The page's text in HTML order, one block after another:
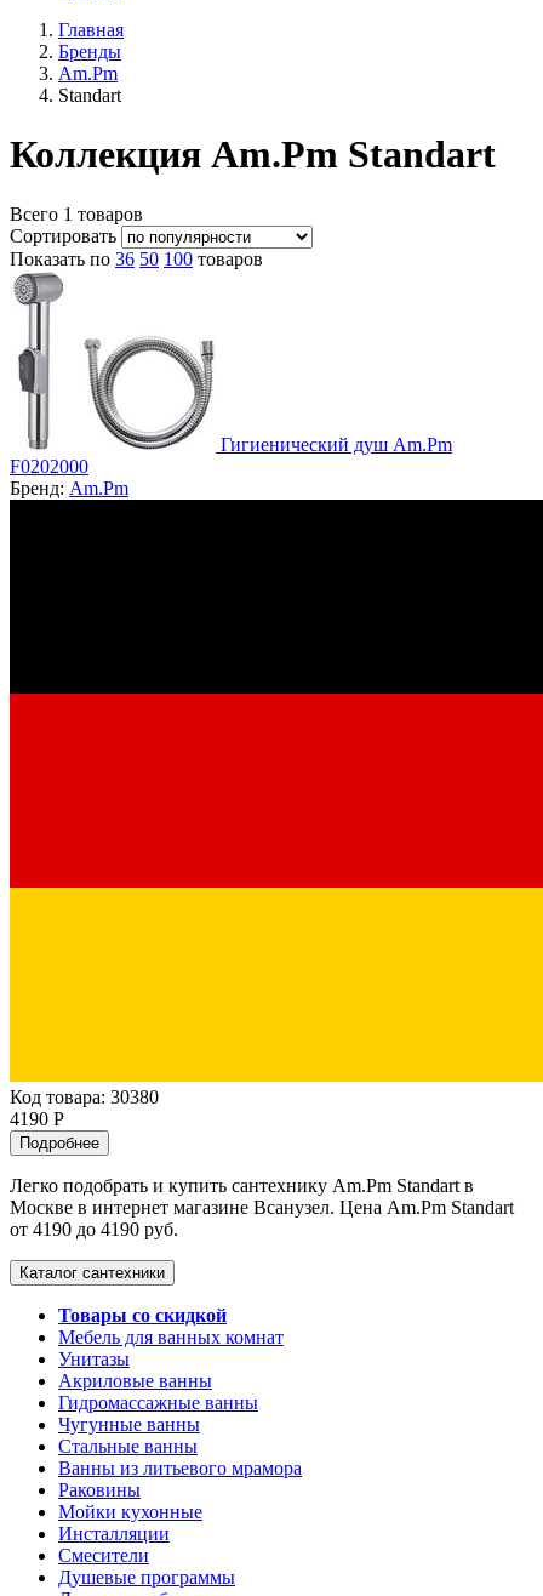
Главная
Бренды
Am.Pm
Standart
Коллекция Am.Pm Standart
Всего 1 товаров
Сортировать
Показать по 36 50 100 товаров
Гигиенический душ Am.Pm
F0202000
Бренд: Am.Pm
Код товара: 30380
4190 Р
Подробнее
Легко подобрать и купить сантехнику Am.Pm Standart в
Москве в интернет магазине Всанузел. Цена Am.Pm Standart
от 4190 до 4190 руб.
Каталог сантехники
Товары со скидкой
Мебель для ванных комнат
Унитазы
Акриловые ванны
Гидромассажные ванны
Чугунные ванны
Стальные ванны
Ванны из литьевого мрамора
Раковины
Мойки кухонные
Инсталляции
Смесители
Душевые программы